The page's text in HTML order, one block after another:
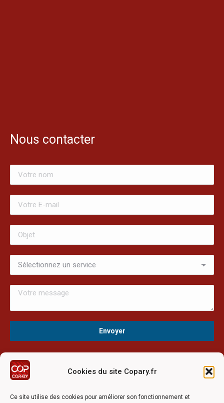
Cookies du site Copary.fr
Ce site utilise des cookies pour améliorer son fonctionnement et
Nous contacter
Ce site a été réalisé avec le soutien financier de l'Union
Pays Barrois